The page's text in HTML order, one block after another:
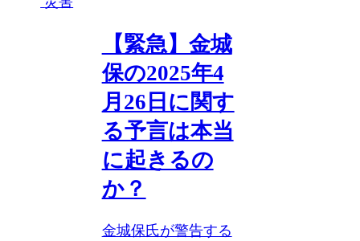
【緊急】金城
保の2025年4
月26日に関す
る予言は本当
に起きるの
か？
金城保氏が警告する